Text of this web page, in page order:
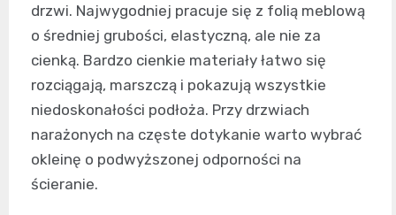
drzwi. Najwygodniej pracuje się z folią meblową
o średniej grubości, elastyczną, ale nie za
cienką. Bardzo cienkie materiały łatwo się
rozciągają, marszczą i pokazują wszystkie
niedoskonałości podłoża. Przy drzwiach
narażonych na częste dotykanie warto wybrać
okleinę o podwyższonej odporności na
ścieranie.